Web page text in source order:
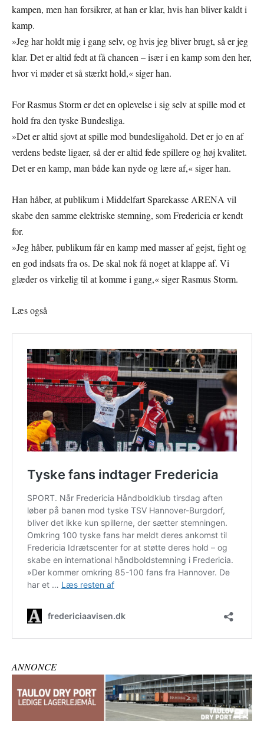
kampen, men han forsikrer, at han er klar, hvis han bliver kaldt i
kamp.
»Jeg har holdt mig i gang selv, og hvis jeg bliver brugt, så er jeg
klar. Det er altid fedt at få chancen – især i en kamp som den her,
hvor vi møder et så stærkt hold,« siger han.
For Rasmus Storm er det en oplevelse i sig selv at spille mod et
hold fra den tyske Bundesliga.
»Det er altid sjovt at spille mod bundesligahold. Det er jo en af
verdens bedste ligaer, så der er altid fede spillere og høj kvalitet.
Det er en kamp, man både kan nyde og lære af,« siger han.
Han håber, at publikum i Middelfart Sparekasse ARENA vil
skabe den samme elektriske stemning, som Fredericia er kendt
for.
»Jeg håber, publikum får en kamp med masser af gejst, fight og
en god indsats fra os. De skal nok få noget at klappe af. Vi
glæder os virkelig til at komme i gang,« siger Rasmus Storm.
Læs også
ANNONCE